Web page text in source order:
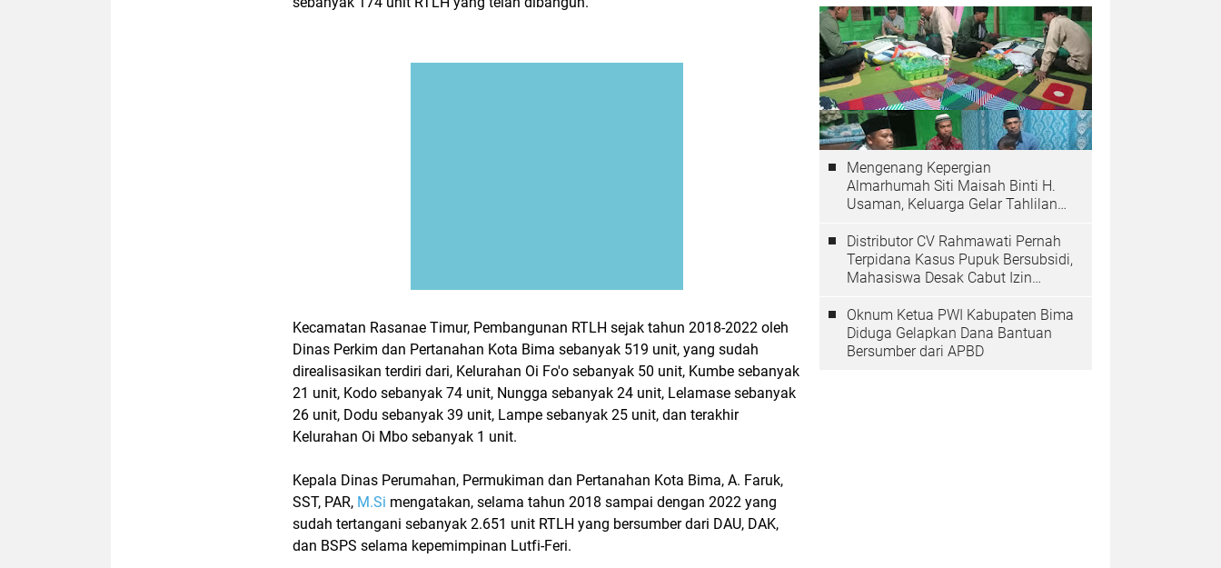
Kecamatan Rasanae Timur, Pembangunan RTLH sejak tahun 2018-2022 oleh
Dinas Perkim dan Pertanahan Kota Bima sebanyak 519 unit, yang sudah
direalisasikan terdiri dari, Kelurahan Oi Fo'o sebanyak 50 unit, Kumbe sebanyak
21 unit, Kodo sebanyak 74 unit, Nungga sebanyak 24 unit, Lelamase sebanyak
26 unit, Dodu sebanyak 39 unit, Lampe sebanyak 25 unit, dan terakhir
Kelurahan Oi Mbo sebanyak 1 unit.
Kepala Dinas Perumahan, Permukiman dan Pertanahan Kota Bima, A. Faruk,
SST, PAR, M.Si mengatakan, selama tahun 2018 sampai dengan 2022 yang
sudah tertangani sebanyak 2.651 unit RTLH yang bersumber dari DAU, DAK,
dan BSPS selama kepemimpinan Lutfi-Feri.
Mengenang Kepergian
Almarhumah Siti Maisah Binti H.
Usaman, Keluarga Gelar Tahlilan
Distributor CV Rahmawati Pernah
Terpidana Kasus Pupuk Bersubsidi,
Mahasiswa Desak Cabut Izin
Oknum Ketua PWI Kabupaten Bima
Diduga Gelapkan Dana Bantuan
Bersumber dari APBD